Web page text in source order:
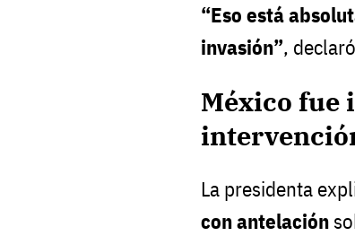
“Eso está
invasión”,
México fue
La presidenta
con antelación